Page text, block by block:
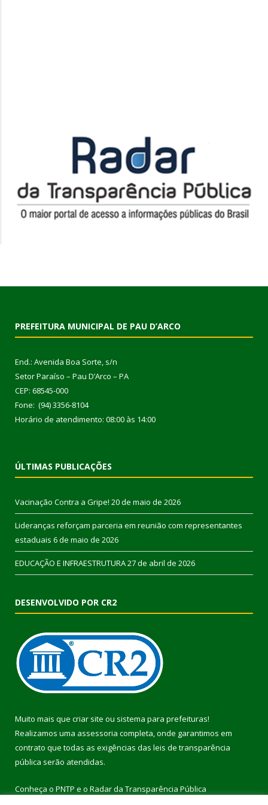
PREFEITURA MUNICIPAL DE PAU D’ARCO
End.: Avenida Boa Sorte, s/n
Setor Paraíso – Pau D’Arco – PA
CEP: 68545-000
Fone: (94) 3356-8104
Horário de atendimento: 08:00 às 14:00
ÚLTIMAS PUBLICAÇÕES
Vacinação Contra a Gripe! 20 de maio de 2026
Lideranças reforçam parceria em reunião com representantes
estaduais 6 de maio de 2026
EDUCAÇÃO E INFRAESTRUTURA27 de abril de 2026
DESENVOLVIDO POR CR2
Muito mais que criar site ou sistema para prefeituras!
Realizamos uma assessoria completa, onde garantimos em
contrato que todas as exigências das leis de transparência
pública serão atendidas.
Conheça o PNTP e o Radar da Transparência Pública